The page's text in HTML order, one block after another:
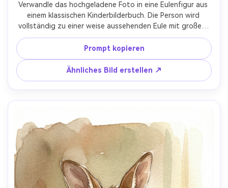
Verwandle das hochgeladene Foto in eine Eulenfigur aus
einem klassischen Kinderbilderbuch. Die Person wird
vollständig zu einer weise aussehenden Eule mit großen,
ausdrucksstarken Augen und weichen Federtexturen.
Verwende klassischen Kinderanimations- und Aquarell-
Illustrationsstil. Warme Braun- und Cremetöne, sanftes
Licht, gemütliche intellektuelle Stimmung. Die Figur sollte
gesprächig, nachdenklich und charmant wirken. Minimaler
Bilderbuch-Hintergrund, sauber und gut lesbar. Kein
Realismus, kein menschliches Gesicht, keine 3D-Effekte.
Prompt kopieren
Ähnliches Bild erstellen ↗